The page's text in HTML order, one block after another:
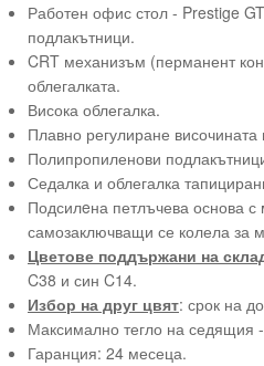
Работен офис стол - Prestige
подлакътници.
CRT механизъм (перманент
облегалката.
Висока облегалка.
Плавно регулиране височината
Полипропиленови
Седалка и облегалка
Подсилeна петлъчева основа
самозаключващи се колела за
Цветове поддържани на
C38 и син C14.
Избор на друг цвят: срок на
Максимално тегло на седящия -
Гаранция: 24 месеца.